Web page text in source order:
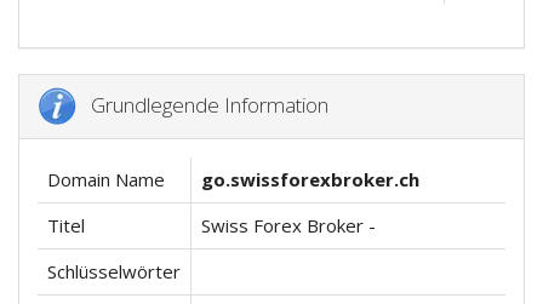
Grundlegende Information
Domain Name
go.swissforexbroker.ch
Titel
Swiss Forex Broker -
Schlüsselwörter